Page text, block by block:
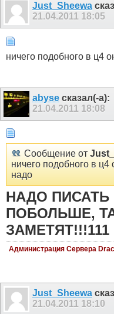
Just_Sheewa
21.04.2011 18:05
ничего подобного в ц4
abyse сказал(-а):
21.04.2011 18:08
Сообщение от
ничего подобного в ц4
надо
НАДО ПИСАТЬ
ПОБОЛЬШЕ,
ЗАМЕТЯТ!!!111
Администрация Сервера
Just_Sheewa
21.04.2011 18:10